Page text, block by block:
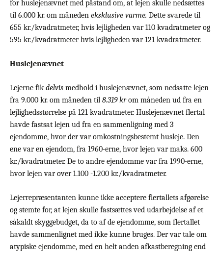
for huslejenævnet med påstand om, at lejen skulle nedsættes
til 6.000 kr. om måneden eksklusive varme. Dette svarede til
655 kr./kvadratmeter, hvis lejligheden var 110 kvadratmeter og
595 kr./kvadratmeter hvis lejligheden var 121 kvadratmeter.
Huslejenævnet
Lejerne fikdelvis medhold i huslejenævnet, som nedsatte lejen
fra 9.000 kr. om måneden til 8.319 krom måneden ud fra en
lejlighedsstørrelse på 121 kvadratmeter. Huslejenævnet flertal
havde fastsat lejen ud fra en sammenligning med 3
ejendomme, hvor der var omkostningsbestemt husleje. Den
ene var en ejendom, fra 1960-erne, hvor lejen var maks. 600
kr./kvadratmeter. De to andre ejendomme var fra 1990-erne,
hvor lejen var over 1.100 -1.200 kr./kvadratmeter.
Lejerrepræsentanten kunne ikke acceptere flertallets afgørelse
og stemte for, at lejen skulle fastsættes ved udarbejdelse af et
såkaldt skyggebudget, da to af de ejendomme, som flertallet
havde sammenlignet med ikke kunne bruges. Der var tale om
atypiske ejendomme, med en helt anden afkastberegning end